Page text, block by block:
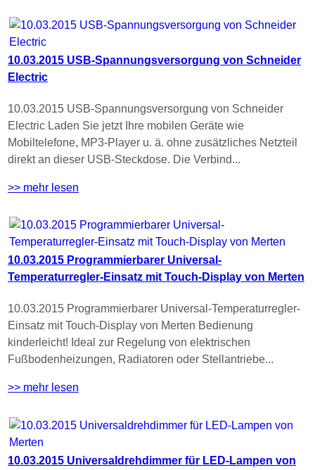
10.03.2015 USB-Spannungsversorgung von Schneider
Electric
10.03.2015 USB-Spannungsversorgung von Schneider
Electric Laden Sie jetzt Ihre mobilen Geräte wie
Mobiltelefone, MP3-Player u. ä. ohne zusätzliches Netzteil
direkt an dieser USB-Steckdose. Die Verbind...
>> mehr lesen
10.03.2015 Programmierbarer Universal-
Temperaturregler-Einsatz mit Touch-Display von Merten
10.03.2015 Programmierbarer Universal-Temperaturregler-
Einsatz mit Touch-Display von Merten Bedienung
kinderleicht! Ideal zur Regelung von elektrischen
Fußbodenheizungen, Radiatoren oder Stellantriebe...
>> mehr lesen
10.03.2015 Universaldrehdimmer für LED-Lampen von